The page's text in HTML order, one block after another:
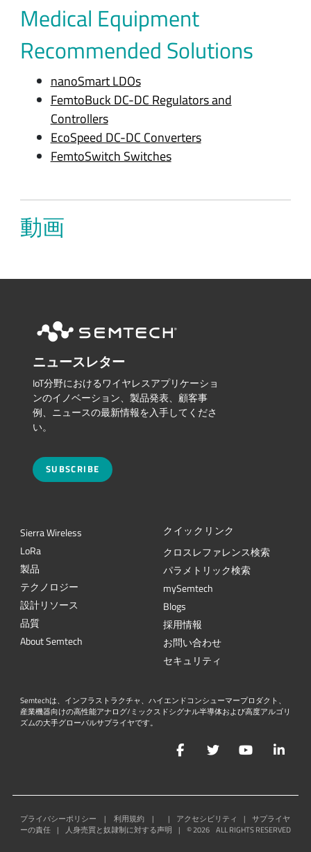
Medical Equipment
Recommended Solutions
nanoSmart LDOs
FemtoBuck DC-DC Regulators and
Controllers
EcoSpeed DC-DC Converters
FemtoSwitch Switches
動画
ニュースレター
IoT分野におけるワイヤレスアプリケーショ
ンのイノベーション、製品発表、顧客事
例、ニュースの最新情報を入手してくださ
い。
SUBSCRIBE
Sierra Wireless
LoRa
製品
テクノロジー
設計リソース
品質
About Semtech
クイックリンク
クロスレファレンス検索
パラメトリック検索
mySemtech
Blogs
採用情報
お問い合わせ
セキュリティ
Semtechは、インフラストラクチャ、ハイエンドコンシューマープロダクト、
産業機器向けの高性能アナログ/ミックスドシグナル半導体および高度アルゴリ
ズムの大手グローバルサプライヤです。
FacebookTwitterYouTube
プライバシーポリシー | 利用規約 | | アクセシビリティ |
サプライヤ
ーの責任
| 人身売買と奴隷制に対する声明 | ©2026 ALL RIGHTS RESERVED